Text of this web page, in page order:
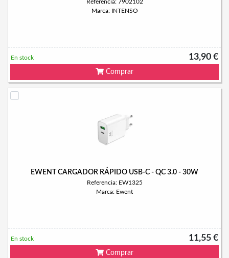
Referencia: 7902102
Marca: INTENSO
13,90 €
En stock
Comprar
EWENT CARGADOR RÁPIDO USB-C - QC 3.0 - 30W
Referencia: EW1325
Marca: Ewent
11,55 €
En stock
Comprar